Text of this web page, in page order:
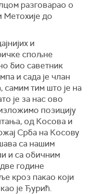
разговарао о
Метохије до
и
спољне
био саветник
и сада је члан
самим тим што је на
је за нас ово
позицију
од Косова и
Срба на Косову
са нашим
и са обичним
године
кроз пакао који
је Ђурић.